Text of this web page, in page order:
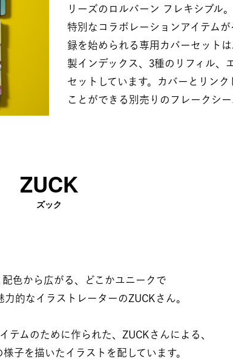
リーズのロルバーン フレキシブル
特別なコラボレーションアイテム
録を始められる専用カバーセット
製インデックス、3種のリフィル、
セットしています。カバーとリン
ことができる別売りのフレークシー
ZUCK​
ズック​
配色から広がる、どこかユニークで​​
的なイラストレーターのZUCKさん。​
テムのために作られた、ZUCKさんによる、​
子を描いたイラストを配しています。​​